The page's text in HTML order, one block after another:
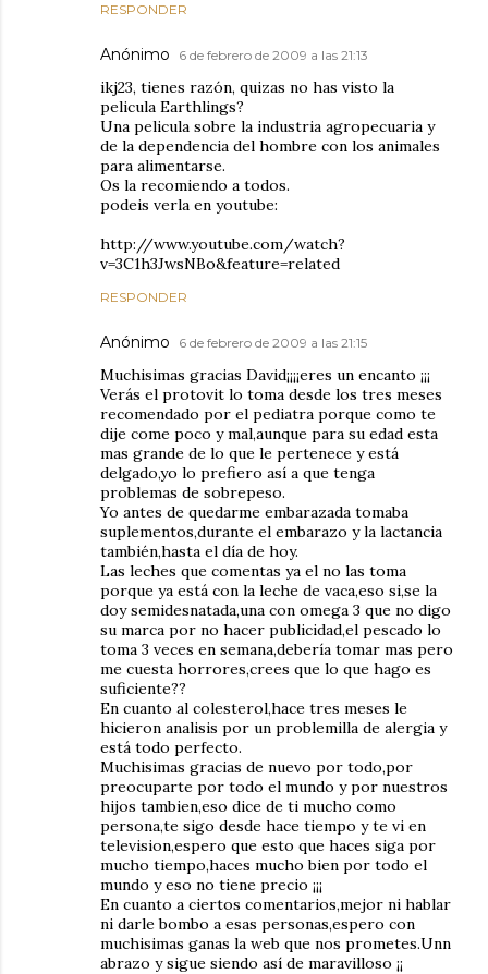
RESPONDER
Anónimo 6 de febrero de 2009 a las 21:13
ikj23, tienes razón, quizas no has visto la
pelicula Earthlings?
Una pelicula sobre la industria agropecuaria y
de la dependencia del hombre con los animales
para alimentarse.
Os la recomiendo a todos.
podeis verla en youtube:
http://www.youtube.com/watch?
v=3C1h3JwsNBo&feature=related
RESPONDER
Anónimo 6 de febrero de 2009 a las 21:15
Muchisimas gracias David¡¡¡¡eres un encanto ¡¡¡
Verás el protovit lo toma desde los tres meses
recomendado por el pediatra porque como te
dije come poco y mal,aunque para su edad esta
mas grande de lo que le pertenece y está
delgado,yo lo prefiero así a que tenga
problemas de sobrepeso.
Yo antes de quedarme embarazada tomaba
suplementos,durante el embarazo y la lactancia
también,hasta el día de hoy.
Las leches que comentas ya el no las toma
porque ya está con la leche de vaca,eso si,se la
doy semidesnatada,una con omega 3 que no digo
su marca por no hacer publicidad,el pescado lo
toma 3 veces en semana,debería tomar mas pero
me cuesta horrores,crees que lo que hago es
suficiente??
En cuanto al colesterol,hace tres meses le
hicieron analisis por un problemilla de alergia y
está todo perfecto.
Muchisimas gracias de nuevo por todo,por
preocuparte por todo el mundo y por nuestros
hijos tambien,eso dice de ti mucho como
persona,te sigo desde hace tiempo y te vi en
television,espero que esto que haces siga por
mucho tiempo,haces mucho bien por todo el
mundo y eso no tiene precio ¡¡¡
En cuanto a ciertos comentarios,mejor ni hablar
ni darle bombo a esas personas,espero con
muchisimas ganas la web que nos prometes.Unn
abrazo y sigue siendo así de maravilloso ¡¡